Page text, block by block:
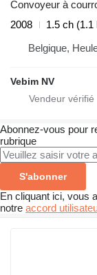
Convoyeur à
2008
1.5 ch (1.1
Belgique,
Vebim NV
Abonnez-vous pour
rubrique
S'abonner
En cliquant ici, vous
notre accord